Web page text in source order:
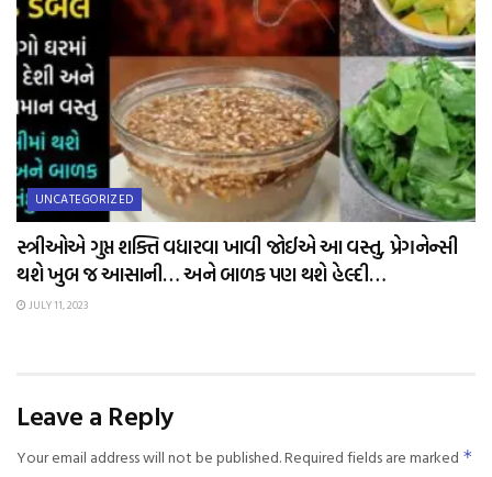
UNCATEGORIZED
સ્ત્રીઓએ ગુપ્ત શક્તિ વધારવા ખાવી જોઈએ આ વસ્તુ, પ્રેગનેન્સી
થશે ખુબ જ આસાની… અને બાળક પણ થશે હેલ્દી…
JULY 11, 2023
Leave a Reply
Your email address will not be published.Required fields are marked *